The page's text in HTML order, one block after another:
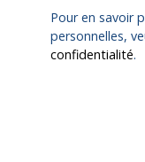
Pour en savoir
personnelles,
confidentialité.